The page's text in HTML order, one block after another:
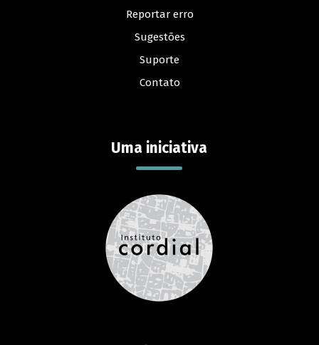
Uma iniciativa
Reportar erro
Sugestões
Suporte
Contato